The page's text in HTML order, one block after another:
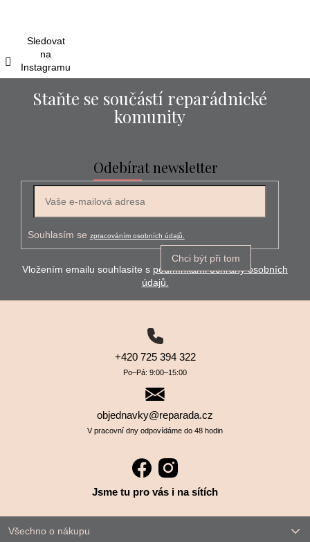
Sledovat
na
Instagramu
Staňte se součástí reparádnické
komunity
Odebírat newsletter
Souhlasím se zpracováním osobních údajů.
Chci být při tom
Vložením emailu souhlasíte s podmínkami ochrany osobních
údajů.
+420 725 394 322
Po–⁠⁠⁠⁠⁠⁠Pá: 9:00–⁠⁠⁠⁠⁠⁠15:00
objednavky@reparada.cz
V pracovní dny odpovídáme do 48 hodin
Jsme tu pro vás i na sítích
Všechno o nákupu